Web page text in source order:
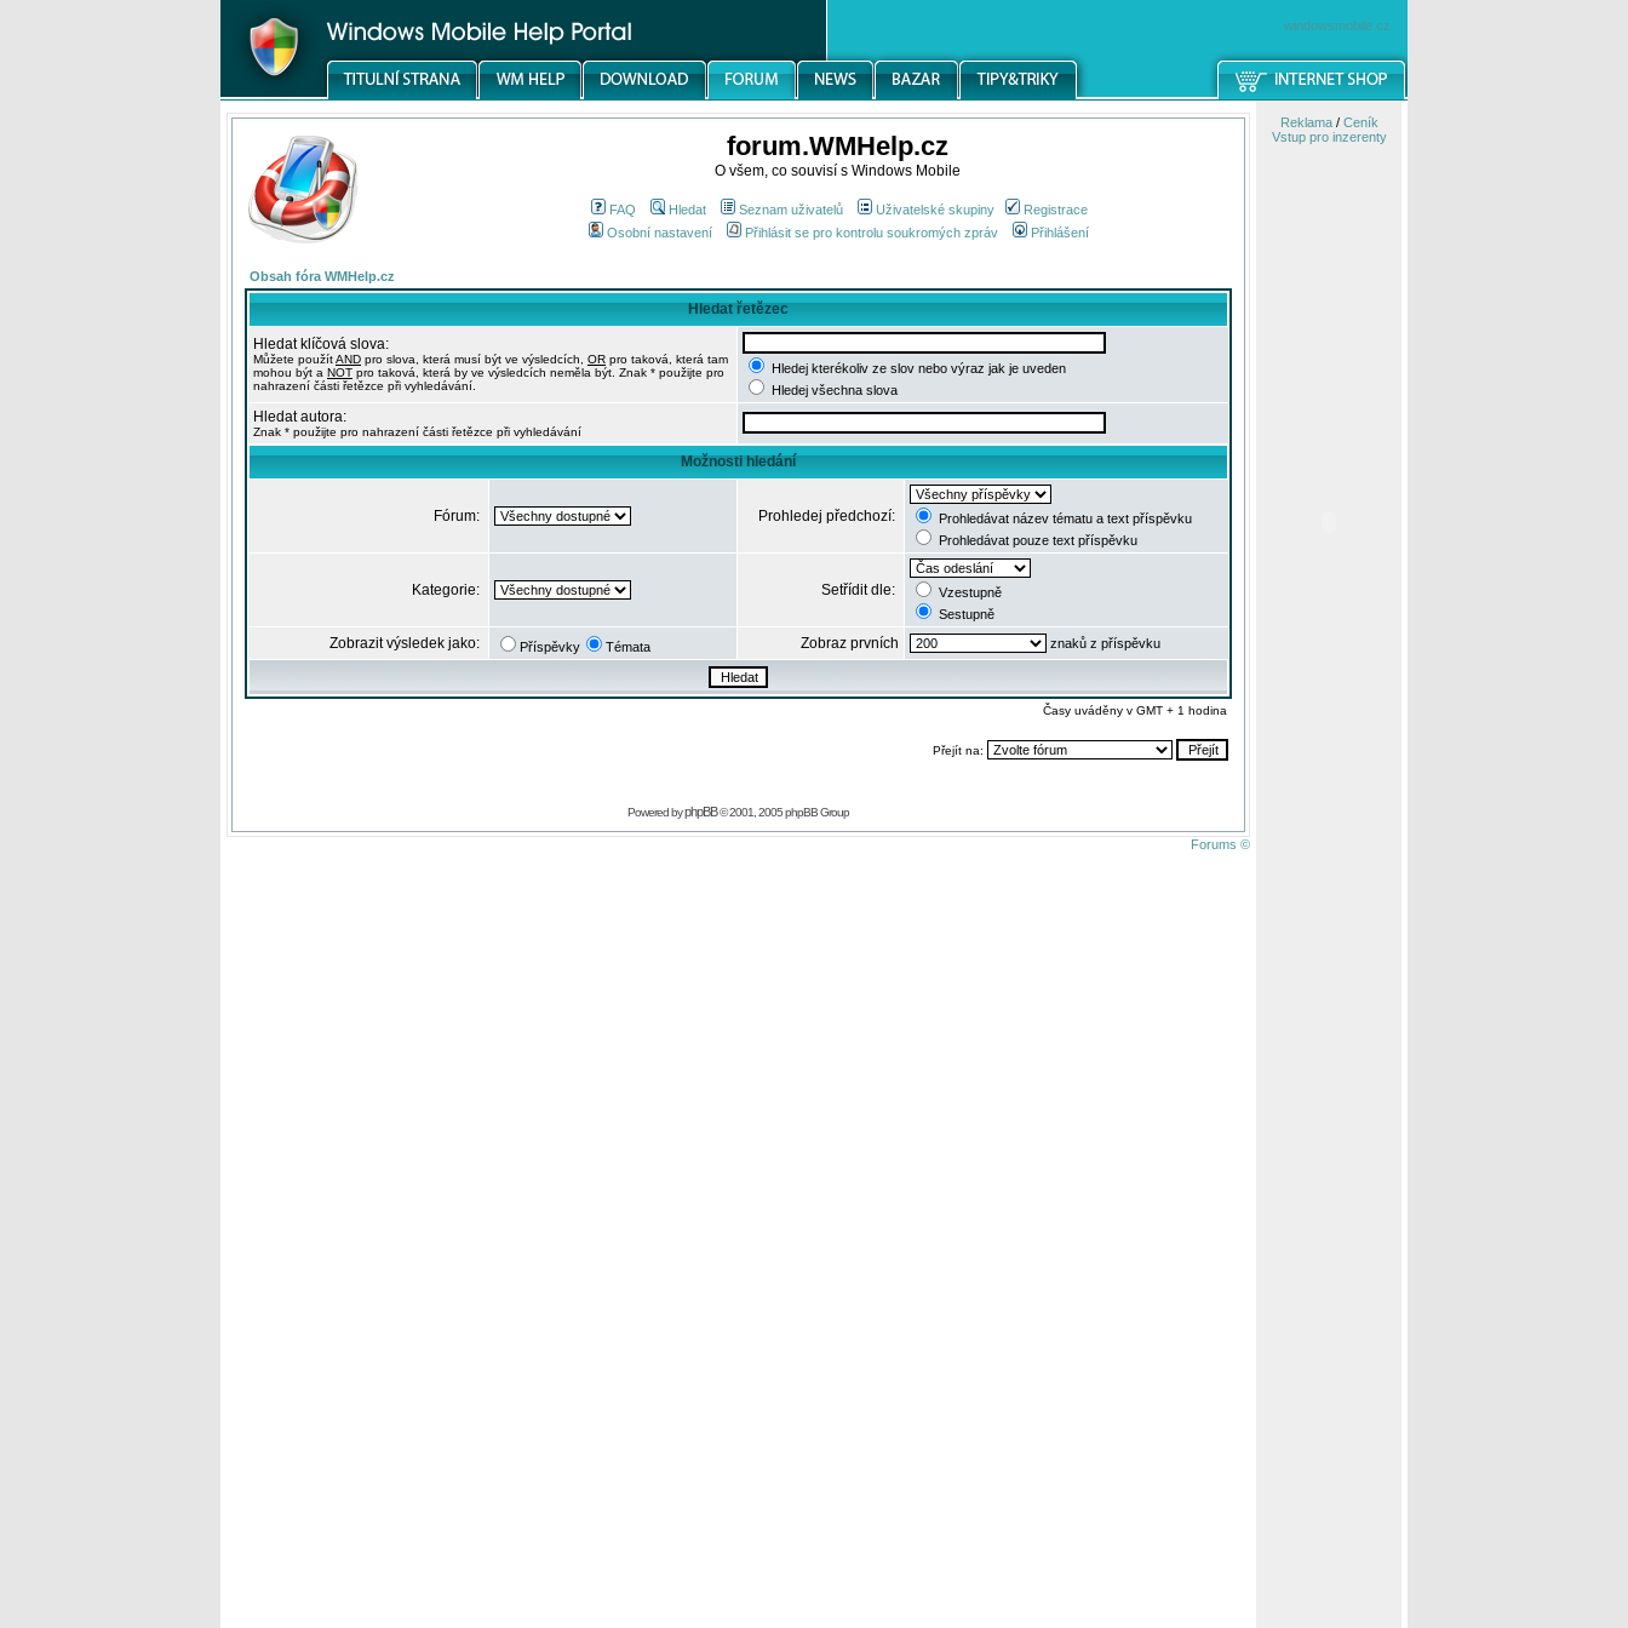
windowsmobile.cz
forum.WMHelp.cz
O všem, co souvisí s Windows Mobile
FAQ Hledat Seznam uživatelů Uživatelské skupiny
Registrace
Osobní nastavení
Přihlásit se pro kontrolu soukromých zpráv Přihlášení
Obsah fóra WMHelp.cz
Hledat řetězec
Hledat klíčová slova:
Můžete použítAND pro slova, která musí být ve výsledcích, OR pro taková, která tam
mohou být a NOT pro taková, která by ve výsledcích neměla být. Znak * použijte pro
nahrazení části řetězce při vyhledávání.
Hledej kterékoliv ze slov nebo výraz jak je uveden
Hledej všechna slova
Hledat autora:
Znak * použijte pro nahrazení části řetězce při vyhledávání
Možnosti hledání
Fórum: Prohledej předchozí:
Prohledávat název tématu a text příspěvku
Prohledávat pouze text příspěvku
Kategorie: Setřídit dle:
Vzestupně
Sestupně
Zobrazit výsledek jako: Příspěvky Témata Zobraz prvních znaků z příspěvku
Časy uváděny v GMT + 1 hodina
Přejít na:
Powered byphpBB© 2001, 2005 phpBB Group
Forums ©
Reklama/ Ceník
Vstup pro inzerenty